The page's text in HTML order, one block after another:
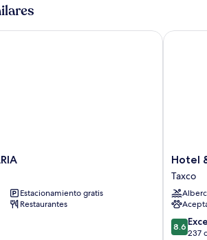
Estacionamiento gratis
Restaurantes
Hotel
&
Los
Angeles
Taxco
Hotel
Taxco
8.6
de
8.6
237
Hotel &